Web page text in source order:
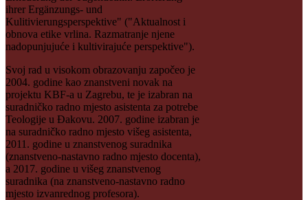
ihrer Ergänzungs- und
Kulitivierungsperspektive" ("Aktualnost i
obnova etike vrlina. Razmatranje njene
nadopunjujuće i kultivirajuće perspektive").
Svoj rad u visokom obrazovanju započeo je
2004. godine kao znanstveni novak na
projektu KBF-a u Zagrebu, te je izabran na
suradničko radno mjesto asistenta za potrebe
Teologije u Đakovu. 2007. godine izabran je
na suradničko radno mjesto višeg asistenta,
2011. godine u znanstvenog suradnika
(znanstveno-nastavno radno mjesto docenta),
a 2017. godine u višeg znanstvenog
suradnika (na znanstveno-nastavno radno
mjesto izvanrednog profesora).